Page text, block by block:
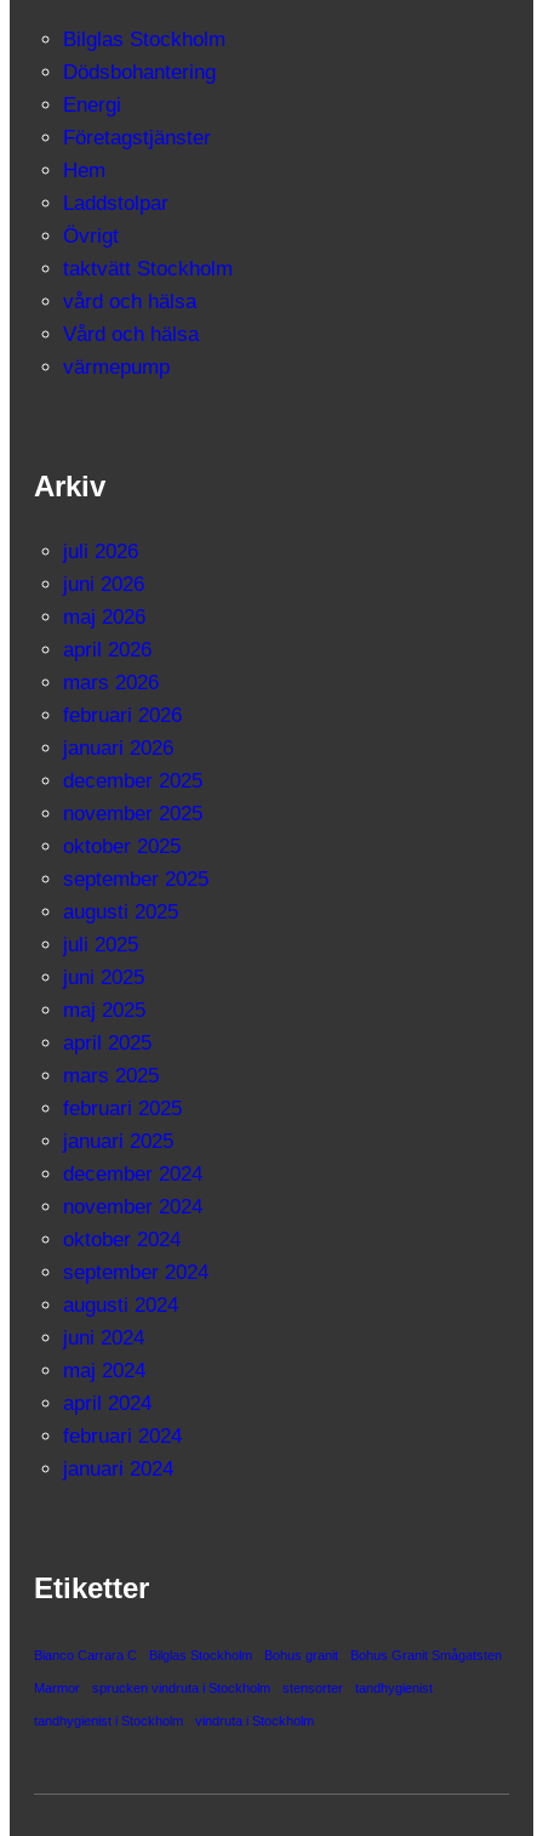
Bilglas Stockholm
Dödsbohantering
Energi
Företagstjänster
Hem
Laddstolpar
Övrigt
taktvätt Stockholm
vård och hälsa
Vård och hälsa
värmepump
Arkiv
juli 2026
juni 2026
maj 2026
april 2026
mars 2026
februari 2026
januari 2026
december 2025
november 2025
oktober 2025
september 2025
augusti 2025
juli 2025
juni 2025
maj 2025
april 2025
mars 2025
februari 2025
januari 2025
december 2024
november 2024
oktober 2024
september 2024
augusti 2024
juni 2024
maj 2024
april 2024
februari 2024
januari 2024
Etiketter
Bianco Carrara C Bilglas Stockholm Bohus granit Bohus Granit Smågatsten
Marmor sprucken vindruta i Stockholm stensorter tandhygienist
tandhygienist i Stockholm vindruta i Stockholm